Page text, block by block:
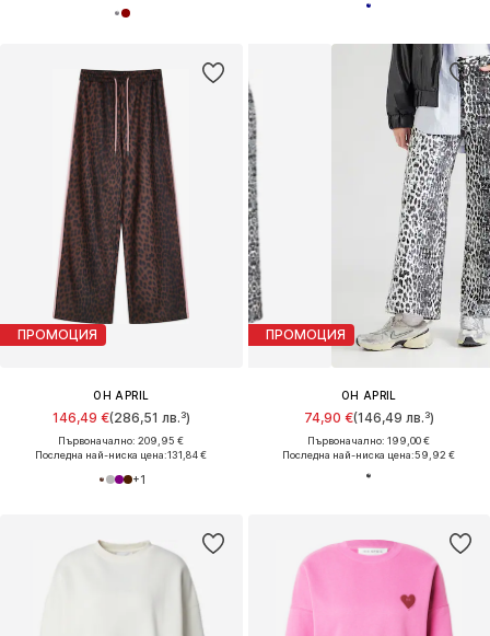
ПРОМОЦИЯ
OH APRIL
146,49 €(286,51 лв.³)
Първоначално: 209,95 €
Последна най-ниска цена:131,84 €
+1
ПРОМОЦИЯ
OH APRIL
74,90 €(146,49 лв.³)
Първоначално: 199,00 €
Последна най-ниска цена:59,92 €